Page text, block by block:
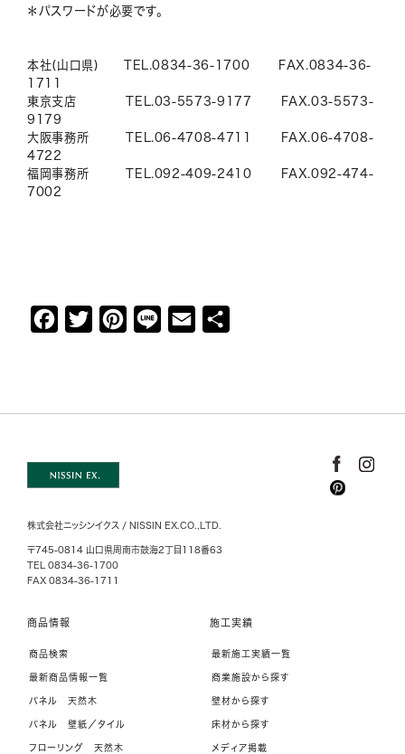
＊パスワードが必要です。
本社(山口県) TEL.0834-36-1700 FAX.0834-36-
1711
東京支店 TEL.03-5573-9177 FAX.03-5573-
9179
大阪事務所 TEL.06-4708-4711 FAX.06-4708-
4722
福岡事務所 TEL.092-409-2410 FAX.092-474-
7002
o
T
r
P
株式会社ニッシンイクス / NISSIN EX.CO.,LTD.
〒745-0814 山口県周南市鼓海2丁目118番63
TEL 0834-36-1700
FAX 0834-36-1711
商品情報
商品検索
最新商品情報一覧
パネル 天然木
パネル 壁紙／タイル
フローリング 天然木
施工実績
最新施工実績一覧
商業施設から探す
壁材から探す
床材から探す
メディア掲載